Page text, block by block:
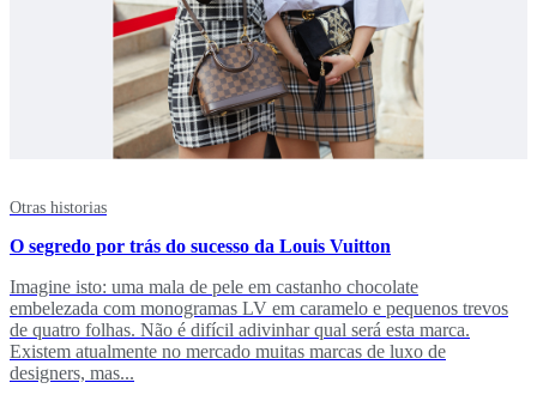
Otras historias
O segredo por trás do sucesso da Louis Vuitton
Imagine isto: uma mala de pele em castanho chocolate
embelezada com monogramas LV em caramelo e pequenos trevos
de quatro folhas. Não é difícil adivinhar qual será esta marca.
Existem atualmente no mercado muitas marcas de luxo de
designers, mas...